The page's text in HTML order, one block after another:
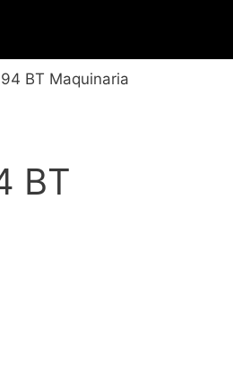
BT Maquinaria
BT